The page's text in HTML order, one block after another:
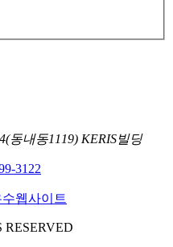
동내동1119) KERIS빌딩
3122
RESERVED